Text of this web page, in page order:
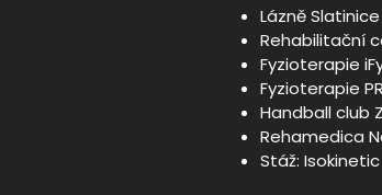
Lázně Slatinice
Rehabilitační
Fyzioterapie
Fyzioterapie
Handball club
Rehamedica
Stáž: